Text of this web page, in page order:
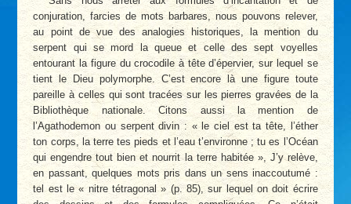
conjuration, farcies de mots barbares, nous pouvons relever,
au point de vue des analogies historiques, la mention du
serpent qui se mord la queue et celle des sept voyelles
entourant la figure du crocodile à tête d’épervier, sur lequel se
tient le Dieu polymorphe. C’est encore là une figure toute
pareille à celles qui sont tracées sur les pierres gravées de la
Bibliothèque nationale. Citons aussi la mention de
l’Agathodemon ou serpent divin : « le ciel est ta tête, l’éther
ton corps, la terre tes pieds et l’eau t’environne ; tu es l’Océan
qui engendre tout bien et nourrit la terre habitée », J’y relève,
en passant, quelques mots pris dans un sens inaccoutumé :
tel est le « nitre tétragonal » (p. 85), sur lequel on doit écrire